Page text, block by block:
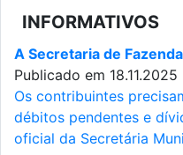
INFORMATIVOS
A Secretaria de
Publicado em 18.11.2025
Os contribuintes
débitos pendentes e
oficial da Secretária